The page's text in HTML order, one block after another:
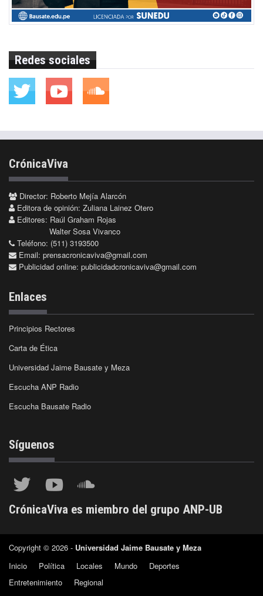
Redes sociales
CrónicaViva
Director: Roberto Mejía Alarcón
Editora de opinión: Zuliana Lainez Otero
Editores: Raúl Graham Rojas
Walter Sosa Vivanco
Teléfono: (511) 3193500
Email: prensacronicaviva@gmail.com
Publicidad online: publicidadcronicaviva@gmail.com
Enlaces
Principios Rectores
Carta de Ética
Universidad Jaime Bausate y Meza
Escucha ANP Radio
Escucha Bausate Radio
Síguenos
CrónicaViva es miembro del grupo ANP-UB
Copyright © 2026 - Universidad Jaime Bausate y Meza
Inicio
Política Locales Mundo
Deportes
Entretenimiento
Regional